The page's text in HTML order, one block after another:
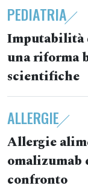
PEDIATRIA
Imputabilità
una riforma
scientifiche
ALLERGIE
Allergie
omalizumab
confronto